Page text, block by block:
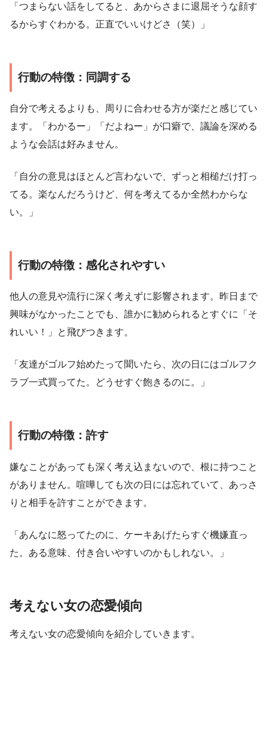
「つまらない話をしてると、あからさまに退屈そうな顔す
るからすぐわかる。正直でいいけどさ（笑）」
行動の特徴：同調する
自分で考えるよりも、周りに合わせる方が楽だと感じてい
ます。「わかるー」「だよねー」が口癖で、議論を深める
ような会話は好みません。
「自分の意見はほとんど言わないで、ずっと相槌だけ打っ
てる。楽なんだろうけど、何を考えてるか全然わからな
い。」
行動の特徴：感化されやすい
他人の意見や流行に深く考えずに影響されます。昨日まで
興味がなかったことでも、誰かに勧められるとすぐに「そ
れいい！」と飛びつきます。
「友達がゴルフ始めたって聞いたら、次の日にはゴルフク
ラブ一式買ってた。どうせすぐ飽きるのに。」
行動の特徴：許す
嫌なことがあっても深く考え込まないので、根に持つこと
がありません。喧嘩しても次の日には忘れていて、あっさ
りと相手を許すことができます。
「あんなに怒ってたのに、ケーキあげたらすぐ機嫌直っ
た。ある意味、付き合いやすいのかもしれない。」
考えない女の恋愛傾向
考えない女の恋愛傾向を紹介していきます。